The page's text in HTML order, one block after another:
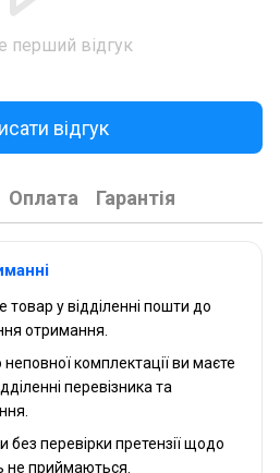
перший відгук
відгук
Оплата Гарантія
товар у відділенні пошти до
отримання.
комплектації ви маєте
перевізника та
без перевірки претензії щодо
не приймаються.